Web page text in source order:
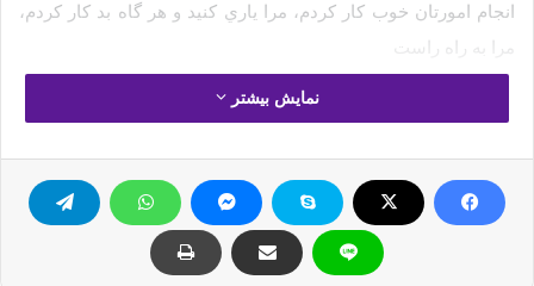
انجام امورتان خوب كار كردم، مرا ياري كنيد و هر گاه بد كار كردم،
مرا به راه راست
راهنمايي كنيد، راستي امانت است (بايد رعايت كرد) دروغ خيانت
است ِ(بايد از آن
پرهيز كرد) هر ضعيف و ناتواني از شما نزد من قوي و توانا است تا
آنگاه كه ان
شاءالله حقش را از ستمكار گرفته به او بازگردانم و بالعكس هر
شخص قوي از شما نزد
نمایش بیشتر